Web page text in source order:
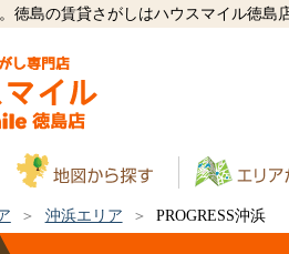
徳島の賃貸さがしはハウスマイル徳島店
沖浜エリア PROGRESS沖浜